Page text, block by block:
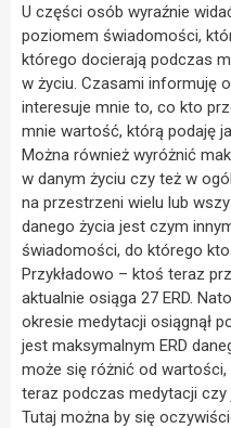
U części osób wyraźnie
poziomem świadomości,
którego docierają podczas
w życiu. Czasami informuję
interesuje mnie to, co kto
mnie wartość, którą podaję
Można również wyróżnić
w danym życiu czy też w
na przestrzeni wielu lub
danego życia jest czym
świadomości, do którego
Przykładowo – ktoś teraz
aktualnie osiąga 27 ERD.
okresie medytacji osiągnął
jest maksymalnym ERD
może się różnić od
teraz podczas medytacji czy
Tutaj można by się